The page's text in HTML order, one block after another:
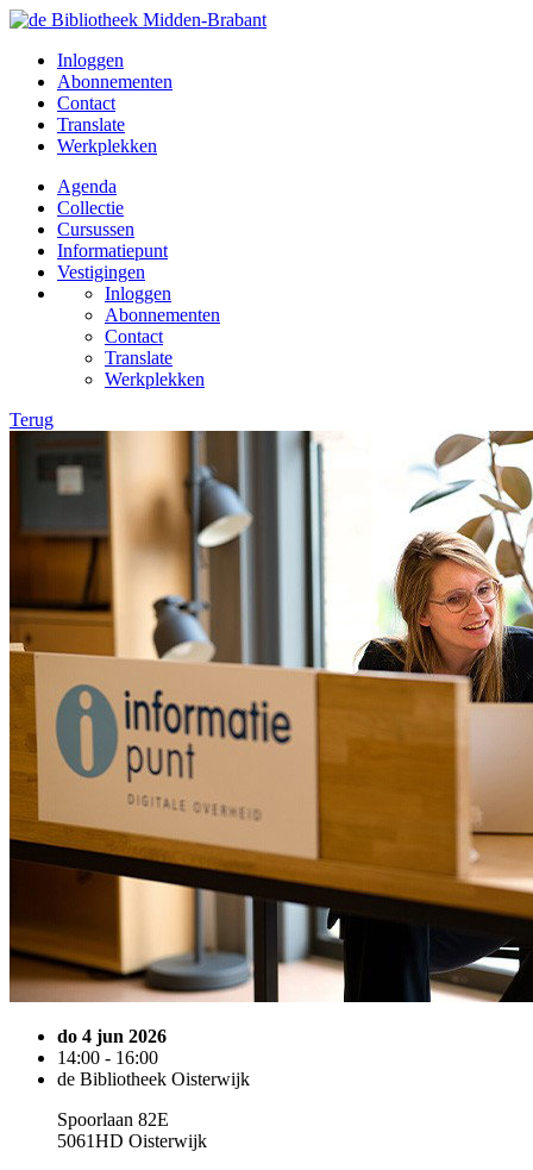
Inloggen
Abonnementen
Contact
Translate
Werkplekken
Agenda
Collectie
Cursussen
Informatiepunt
Vestigingen
Inloggen
Abonnementen
Contact
Translate
Werkplekken
Terug
do 4 jun 2026
14:00 - 16:00
de Bibliotheek Oisterwijk
Spoorlaan 82E
5061HD Oisterwijk